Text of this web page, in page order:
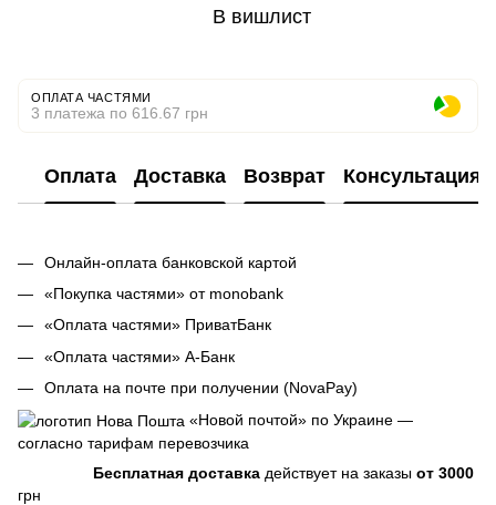
В вишлист
ОПЛАТА ЧАСТЯМИ
3 платежа по 616.67 грн
Оплата Доставка Возврат Консультация
Онлайн-оплата банковской картой
«Покупка частями» от monobank
«Оплата частями» ПриватБанк
«Оплата частями» А-Банк
Оплата на почте при получении (NovaPay)
«Новой почтой» по Украине —
согласно тарифам перевозчика
Бесплатная доставка действует на заказы от 3000
грн